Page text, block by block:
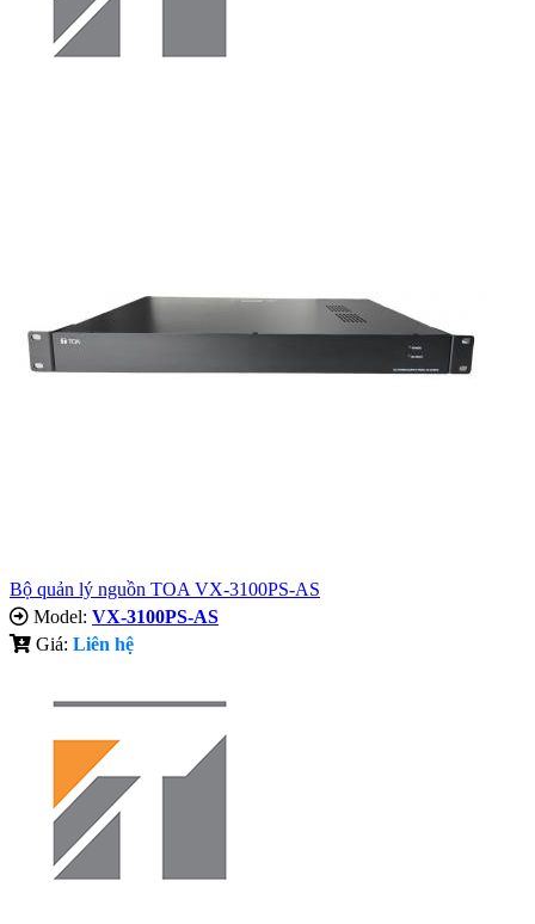
Bộ quản lý nguồn TOA VX-3100PS-AS
Model: VX-3100PS-AS
Giá: Liên hệ